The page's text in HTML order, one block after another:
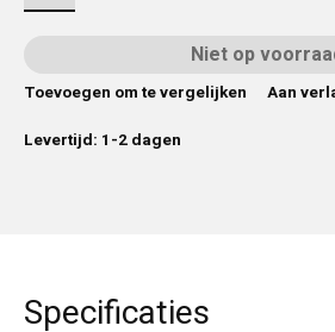
Niet op
Toevoegen om te vergelijken
Aan
Levertijd: 1-2 dagen
Specificaties